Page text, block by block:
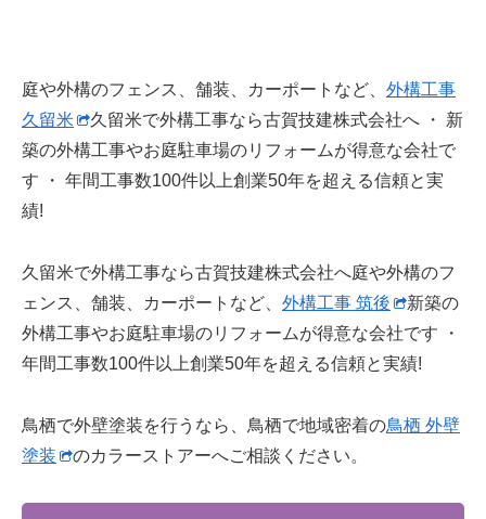
庭や外構のフェンス、舗装、カーポートなど、 外構工事
久留米
久留米で外構工事なら古賀技建株式会社へ ・ 新
築の外構工事やお庭駐車場のリフォームが得意な会社で
す ・ 年間工事数100件以上創業50年を超える信頼と実
績!
久留米で外構工事なら古賀技建株式会社へ庭や外構のフ
ェンス、舗装、カーポートなど、 外構工事 筑後
新築の
外構工事やお庭駐車場のリフォームが得意な会社です ・
年間工事数100件以上創業50年を超える信頼と実績!
鳥栖で外壁塗装を行うなら、鳥栖で地域密着の鳥栖 外壁
塗装
のカラーストアーへご相談ください。